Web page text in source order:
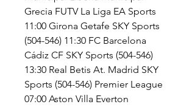
Grecia FUTV La Liga EA Sports
11:00 Girona Getafe SKY Sports
(504-546) 11:30 FC Barcelona
Cádiz CF SKY Sports (504-546)
13:30 Real Betis At. Madrid SKY
Sports (504-546) Premier League
07:00 Aston Villa Everton